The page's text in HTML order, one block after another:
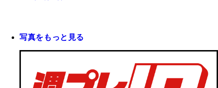
写真をもっと見る